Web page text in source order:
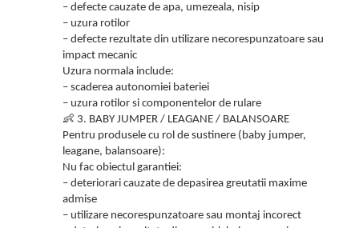
– defecte cauzate de apa, umezeala, nisip
– uzura rotilor
– defecte rezultate din utilizare necorespunzatoare sau
impact mecanic
Uzura normala include:
– scaderea autonomiei bateriei
– uzura rotilor si componentelor de rulare
👶 3. BABY JUMPER / LEAGANE / BALANSOARE
Pentru produsele cu rol de sustinere (baby jumper,
leagane, balansoare):
Nu fac obiectul garantiei:
– deteriorari cauzate de depasirea greutatii maxime
admise
– utilizare necorespunzatoare sau montaj incorect